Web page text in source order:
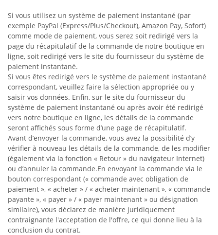
Si vous utilisez un système de paiement instantané (par
exemple PayPal (Express/Plus/Checkout), Amazon Pay, Sofort)
comme mode de paiement, vous serez soit redirigé vers la
page du récapitulatif de la commande de notre boutique en
ligne, soit redirigé vers le site du fournisseur du système de
paiement instantané.
Si vous êtes redirigé vers le système de paiement instantané
correspondant, veuillez faire la sélection appropriée ou y
saisir vos données. Enfin, sur le site du fournisseur du
système de paiement instantané ou après avoir été redirigé
vers notre boutique en ligne, les détails de la commande
seront affichés sous forme d’une page de récapitulatif.
Avant d’envoyer la commande, vous avez la possibilité d’y
vérifier à nouveau les détails de la commande, de les modifier
(également via la fonction « Retour » du navigateur Internet)
ou d’annuler la commande.En envoyant la commande via le
bouton correspondant (« commande avec obligation de
paiement », « acheter » / « acheter maintenant », « commande
payante », « payer » / « payer maintenant » ou désignation
similaire), vous déclarez de manière juridiquement
contraignante l'acceptation de l'offre, ce qui donne lieu à la
conclusion du contrat.